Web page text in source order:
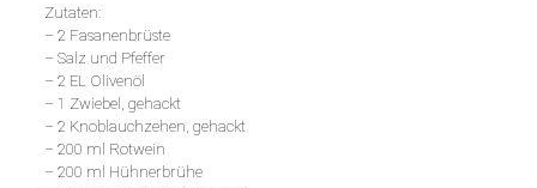
Zutaten:
– 2 Fasanenbrüste
– Salz und Pfeffer
– 2 EL Olivenöl
– 1 Zwiebel, gehackt
– 2 Knoblauchzehen, gehackt
– 200 ml Rotwein
– 200 ml Hühnerbrühe